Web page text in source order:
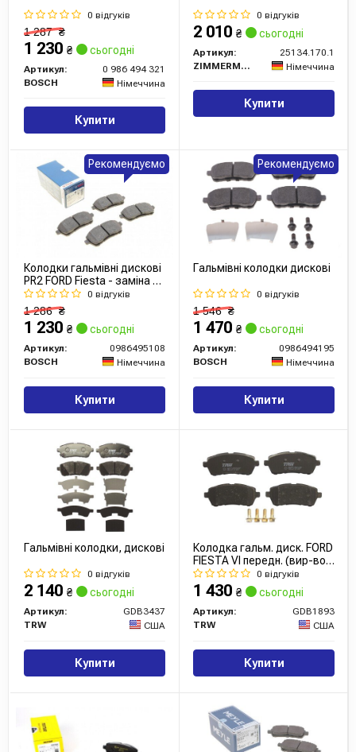
0 відгуків
1 287₴
1 230 ₴ сьогодні
Артикул:
0 986 494 321
BOSCH
Німеччина
Купити
0 відгуків
2 010 ₴ сьогодні
Артикул:
25134.170.1
ZIMMERMANN
Німеччина
Купити
Колодки гальмівні дискові
PR2 FORD Fiesta - заміна на
0986494652 0 відгуків
1 286₴
1 230 ₴ сьогодні
Артикул:
0986495108
BOSCH
Німеччина
Купити
Рекомендуємо
Гальмівні колодки дискові
0 відгуків
1 546₴
1 470 ₴ сьогодні
Артикул:
0986494195
BOSCH
Німеччина
Купити
Рекомендуємо
Гальмівні колодки, дискові
0 відгуків
2 140 ₴ сьогодні
Артикул:
GDB3437
TRW
США
Купити
Колодка гальм. диск. FORD
FIESTA VI передн. (вир-во
TRW)
0 відгуків
1 430 ₴ сьогодні
Артикул:
GDB1893
TRW
США
Купити